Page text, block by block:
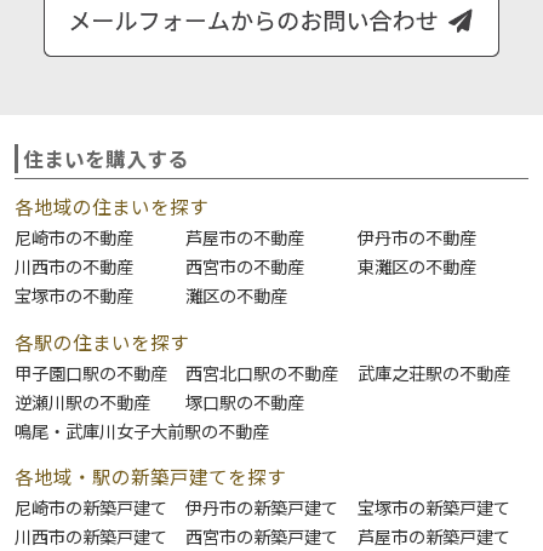
住まいを購入する
各地域の住まいを探す
尼崎市の不動産 芦屋市の不動産
伊丹市の不動産
川西市の不動産
西宮市の不動産
東灘区の不動産
宝塚市の不動産
灘区の不動産
各駅の住まいを探す
甲子園口駅の不動産 西宮北口駅の不動産
武庫之荘駅の不動産
逆瀬川駅の不動産
塚口駅の不動産
鳴尾・武庫川女子大前駅の不動産
各地域・駅の新築戸建てを探す
尼崎市の新築戸建て 伊丹市の新築戸建て
宝塚市の新築戸建て
川西市の新築戸建て
西宮市の新築戸建て
芦屋市の新築戸建て